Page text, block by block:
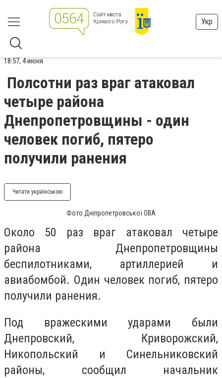
Укр
18:57, 4 июня
Полсотни раз враг атаковал
четыре района
Днепропетровщины - один
человек погиб, пятеро
получили ранения
Читати українською
Фото Дніпропетровської ОВА
Около 50 раз враг атаковал четыре
района Днепропетровщины
беспилотниками, артиллерией и
авиабомбой. Один человек погиб, пятеро
получили ранения.
Под вражескими ударами были
Днепровский, Криворожский,
Никопольский и Синельниковский
районы, сообщил начальник